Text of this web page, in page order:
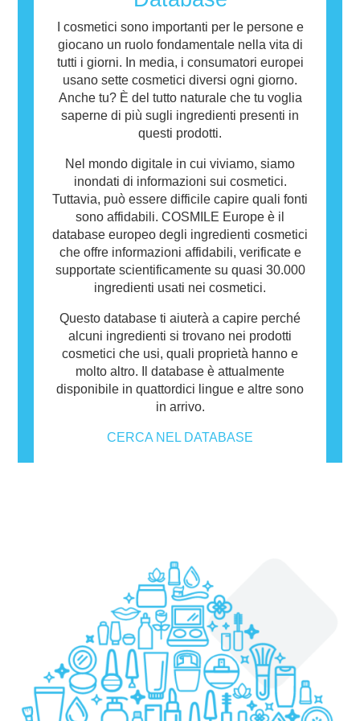
possono contenere ingredienti che potrebbero
risultare allergenici per alcune persone. Ciò
non significa che il prodotto non sia sicuro da
utilizzare per gli altri.
I cosmetici sono importanti per le persone e
giocano un ruolo fondamentale nella vita di
tutti i giorni. In media, i consumatori europei
usano sette cosmetici diversi ogni giorno.
Anche tu? È del tutto naturale che tu voglia
saperne di più sugli ingredienti presenti in
questi prodotti.
Nel mondo digitale in cui viviamo, siamo
inondati di informazioni sui cosmetici.
Tuttavia, può essere difficile capire quali fonti
sono affidabili. COSMILE Europe è il
database europeo degli ingredienti cosmetici
che offre informazioni affidabili, verificate e
supportate scientificamente su quasi 30.000
ingredienti usati nei cosmetici.
Questo database ti aiuterà a capire perché
alcuni ingredienti si trovano nei prodotti
cosmetici che usi, quali proprietà hanno e
molto altro. Il database è attualmente
disponibile in quattordici lingue e altre sono
in arrivo.
CERCA NEL DATABASE